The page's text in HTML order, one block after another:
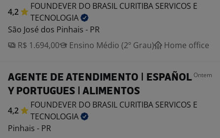
4,2
FOUNDEVER DO BRASIL CURITIBA SERVICOS E
TECNOLOGIA
São José dos Pinhais - PR
R$ 1.694,00
Ensino Médio (2º Grau) Home office
AGENTE DE ATENDIMENTO | ESPAÑOL
Y PORTUGUES | ALIMENTOS
Ontem
4,2
FOUNDEVER DO BRASIL CURITIBA SERVICOS E
TECNOLOGIA
Pinhais - PR